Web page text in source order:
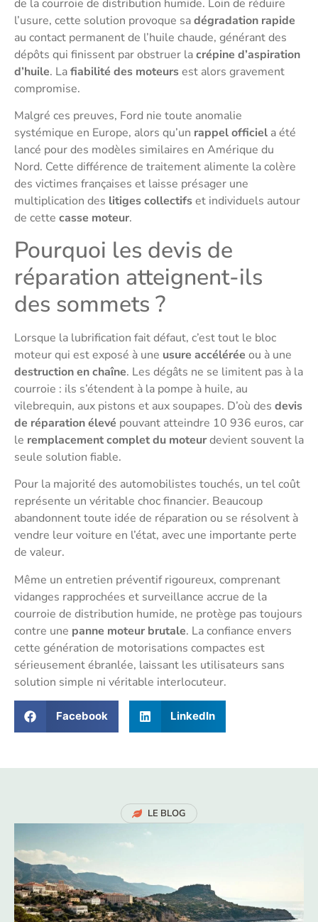
de la courroie de distribution humide. Loin de réduire
l’usure, cette solution provoque sadégradation rapide
au contact permanent de l’huile chaude, générant des
dépôts qui finissent par obstruer lacrépine d’aspiration
d’huile. Lafiabilité des moteursest alors gravement
compromise.
Malgré ces preuves, Ford nie toute anomalie
systémique en Europe, alors qu’un rappel officiel a été
lancé pour des modèles similaires en Amérique du
Nord. Cette différence de traitement alimente la colère
des victimes françaises et laisse présager une
multiplication des litiges collectifset individuels autour
de cette casse moteur.
Pourquoi les devis de
réparation atteignent-ils
des sommets ?
Lorsque la lubrification fait défaut, c’est tout le bloc
moteur qui est exposé à une usure accélérée ou à une
destruction en chaîne. Les dégâts ne se limitent pas à la
courroie : ils s’étendent à la pompe à huile, au
vilebrequin, aux pistons et aux soupapes. D’où des devis
de réparation élevé pouvant atteindre 10 936 euros, car
le remplacement complet du moteurdevient souvent la
seule solution fiable.
Pour la majorité des automobilistes touchés, un tel coût
représente un véritable choc financier. Beaucoup
abandonnent toute idée de réparation ou se résolvent à
vendre leur voiture en l’état, avec une importante perte
de valeur.
Même un entretien préventif rigoureux, comprenant
vidanges rapprochées et surveillance accrue de la
courroie de distribution humide, ne protège pas toujours
contre une panne moteur brutale. La confiance envers
cette génération de motorisations compactes est
sérieusement ébranlée, laissant les utilisateurs sans
solution simple ni véritable interlocuteur.
Facebook LinkedIn
LE BLOG